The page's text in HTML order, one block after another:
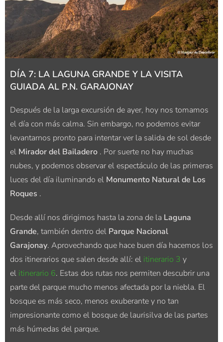
DÍA 7: LA LAGUNA GRANDE Y LA VISITA
GUIADA AL P.N. GARAJONAY
Después de la larga excursión de ayer, hoy nos tomamos
el día con más calma. Sin embargo, no podemos evitar
levantarnos pronto para intentar ver la salida de sol desde
el Mirador del Bailadero . Por suerte no hay muchas
nubes, y podemos observar el espectáculo de las primeras
luces del día iluminando el Monumento Natural de Los
Roques .
Desde allí nos dirigimos hasta la zona de la Laguna
Grande, también dentro del Parque Nacional
Garajonay. Aprovechando que hace buen día hacemos los
dos itinerarios que salen desde allí: el itinerario 3 y
el itinerario 6. Estas dos rutas nos permiten descubrir una
parte del parque mucho menos afectada por la niebla. El
bosque es más seco, menos exuberante y no tan
impresionante como el bosque de laurisilva de las partes
más húmedas del parque.